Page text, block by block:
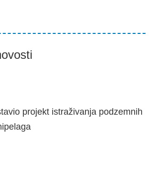
projekt istraživanja podzemnih